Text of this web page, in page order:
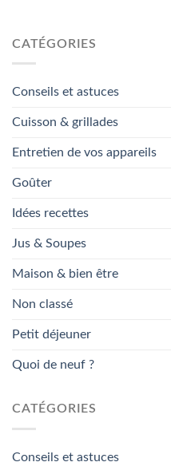
CATÉGORIES
Conseils et astuces
Cuisson & grillades
Entretien de vos appareils
Goûter
Idées recettes
Jus & Soupes
Maison & bien être
Non classé
Petit déjeuner
Quoi de neuf ?
CATÉGORIES
Conseils et astuces